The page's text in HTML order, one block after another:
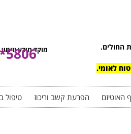
החולים.
לאומי.
מוקד מידע
5806*
האוטיזם הפרעת קשב וריכוז טיפול